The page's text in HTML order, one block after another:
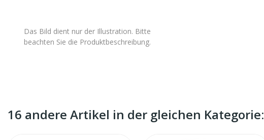
Das Bild dient nur der Illustration. Bitte
beachten Sie die Produktbeschreibung.
16 andere Artikel in der gleichen Kategorie: